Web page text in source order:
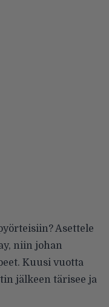
Asettele
niin johan
Kuusi vuotta
jälkeen tärisee ja